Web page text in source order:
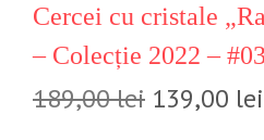
Cercei cu cristale
– Colecție 2022 –
189,00lei 139,00 lei